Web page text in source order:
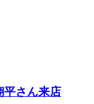
平さん来店